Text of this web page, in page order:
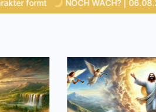
| Das Größte, was du